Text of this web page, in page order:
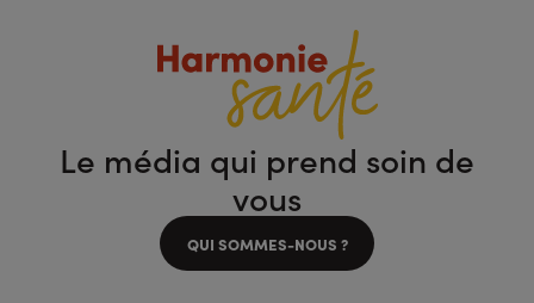
Le média qui prend soin de
vous
QUI SOMMES-NOUS ?